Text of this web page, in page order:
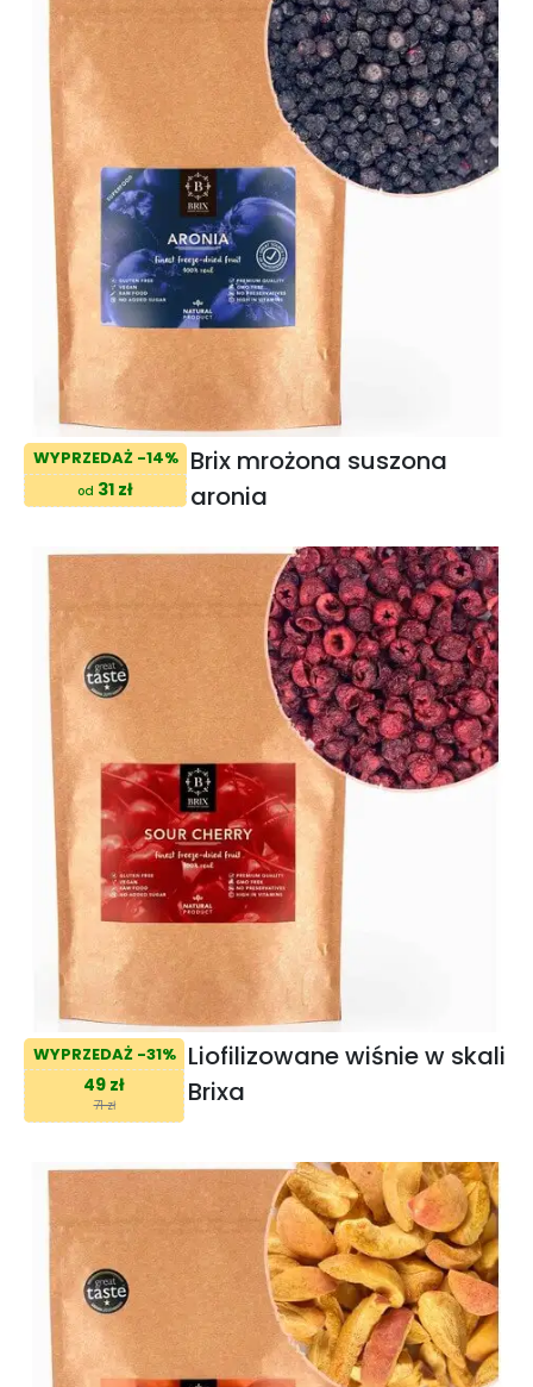
WYPRZEDAŻ -14%
od 31 zł
Brix mrożona suszona
aronia
WYPRZEDAŻ -31%
49 zł
71 zł
Liofilizowane wiśnie w skali
Brixa